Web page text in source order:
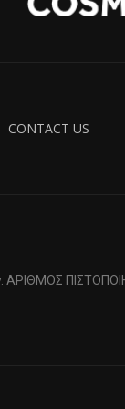
CONTACT US
ΑΡΙΘΜΟΣ